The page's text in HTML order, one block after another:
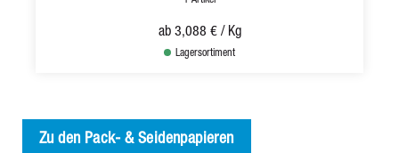
ab 3,088 € / Kg
Lagersortiment
Zu den Pack- & Seidenpapieren